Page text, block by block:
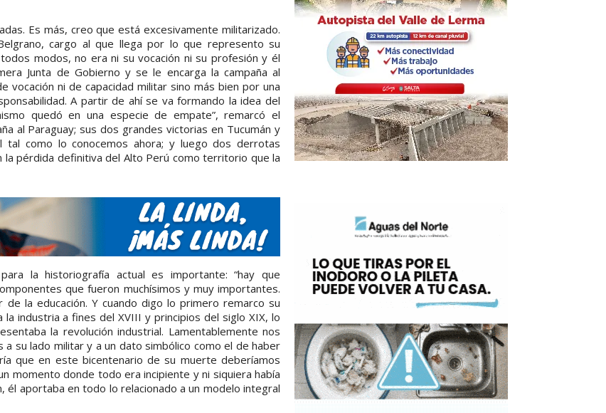
Es más, creo que está excesivamente militarizado.
cargo al que llega por lo que represento su
modos, no era ni su vocación ni su profesión y él
Junta de Gobierno y se le encarga la campaña al
vocación ni de capacidad militar sino más bien por una
A partir de ahí se va formando la idea del
quedó en una especie de empate”, remarcó el
al Paraguay; sus dos grandes victorias en Tucumán y
como lo conocemos ahora; y luego dos derrotas
pérdida definitiva del Alto Perú como territorio que la
la historiografía actual es importante: “hay que
que fueron muchísimos y muy importantes.
la educación. Y cuando digo lo primero remarco su
industria a fines del XVIII y principios del siglo XIX, lo
la revolución industrial. Lamentablemente nos
su lado militar y a un dato simbólico como el de haber
que en este bicentenario de su muerte deberíamos
momento donde todo era incipiente y ni siquiera había
aportaba en todo lo relacionado a un modelo integral